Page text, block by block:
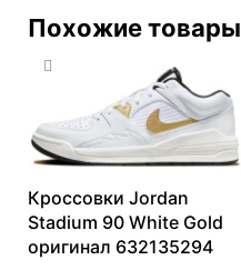
Похожие товары
Кроссовки Jordan
Stadium 90 White Gold
оригинал 632135294